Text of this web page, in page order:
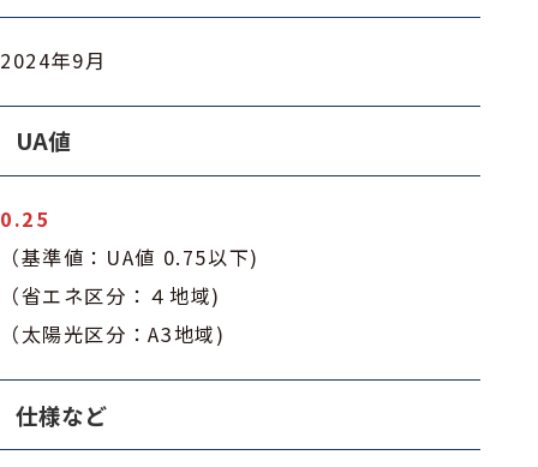
2024年9月
UA値
0.25
（基準値：UA値 0.75以下)
（省エネ区分：４地域)
（太陽光区分：A3地域)
仕様など